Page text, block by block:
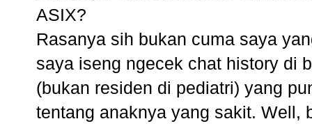
ASIX?
Rasanya sih bukan cuma saya
saya iseng ngecek chat history di
(bukan residen di pediatri) yang
tentang anaknya yang sakit. Well,